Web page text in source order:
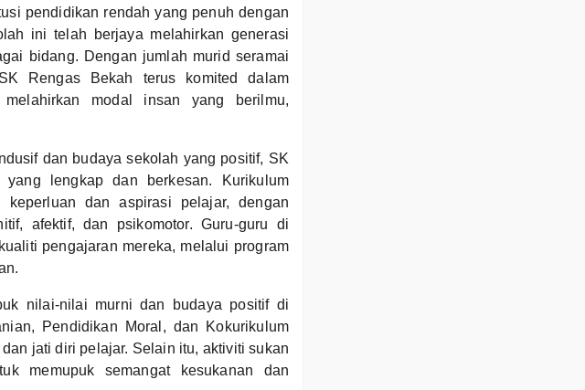
pendidikan rendah yang penuh dengan
ini telah berjaya melahirkan generasi
bidang. Dengan jumlah murid seramai
Rengas Bekah terus komited dalam
modal insan yang berilmu,
dan budaya sekolah yang positif, SK
yang lengkap dan berkesan. Kurikulum
dan aspirasi pelajar, dengan
afektif, dan psikomotor. Guru-guru di
pengajaran mereka, melalui program
nilai-nilai murni dan budaya positif di
Pendidikan Moral, dan Kokurikulum
jati diri pelajar. Selain itu, aktiviti sukan
memupuk semangat kesukanan dan